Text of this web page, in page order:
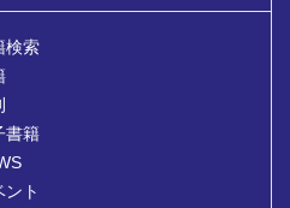
検索
書籍
ント